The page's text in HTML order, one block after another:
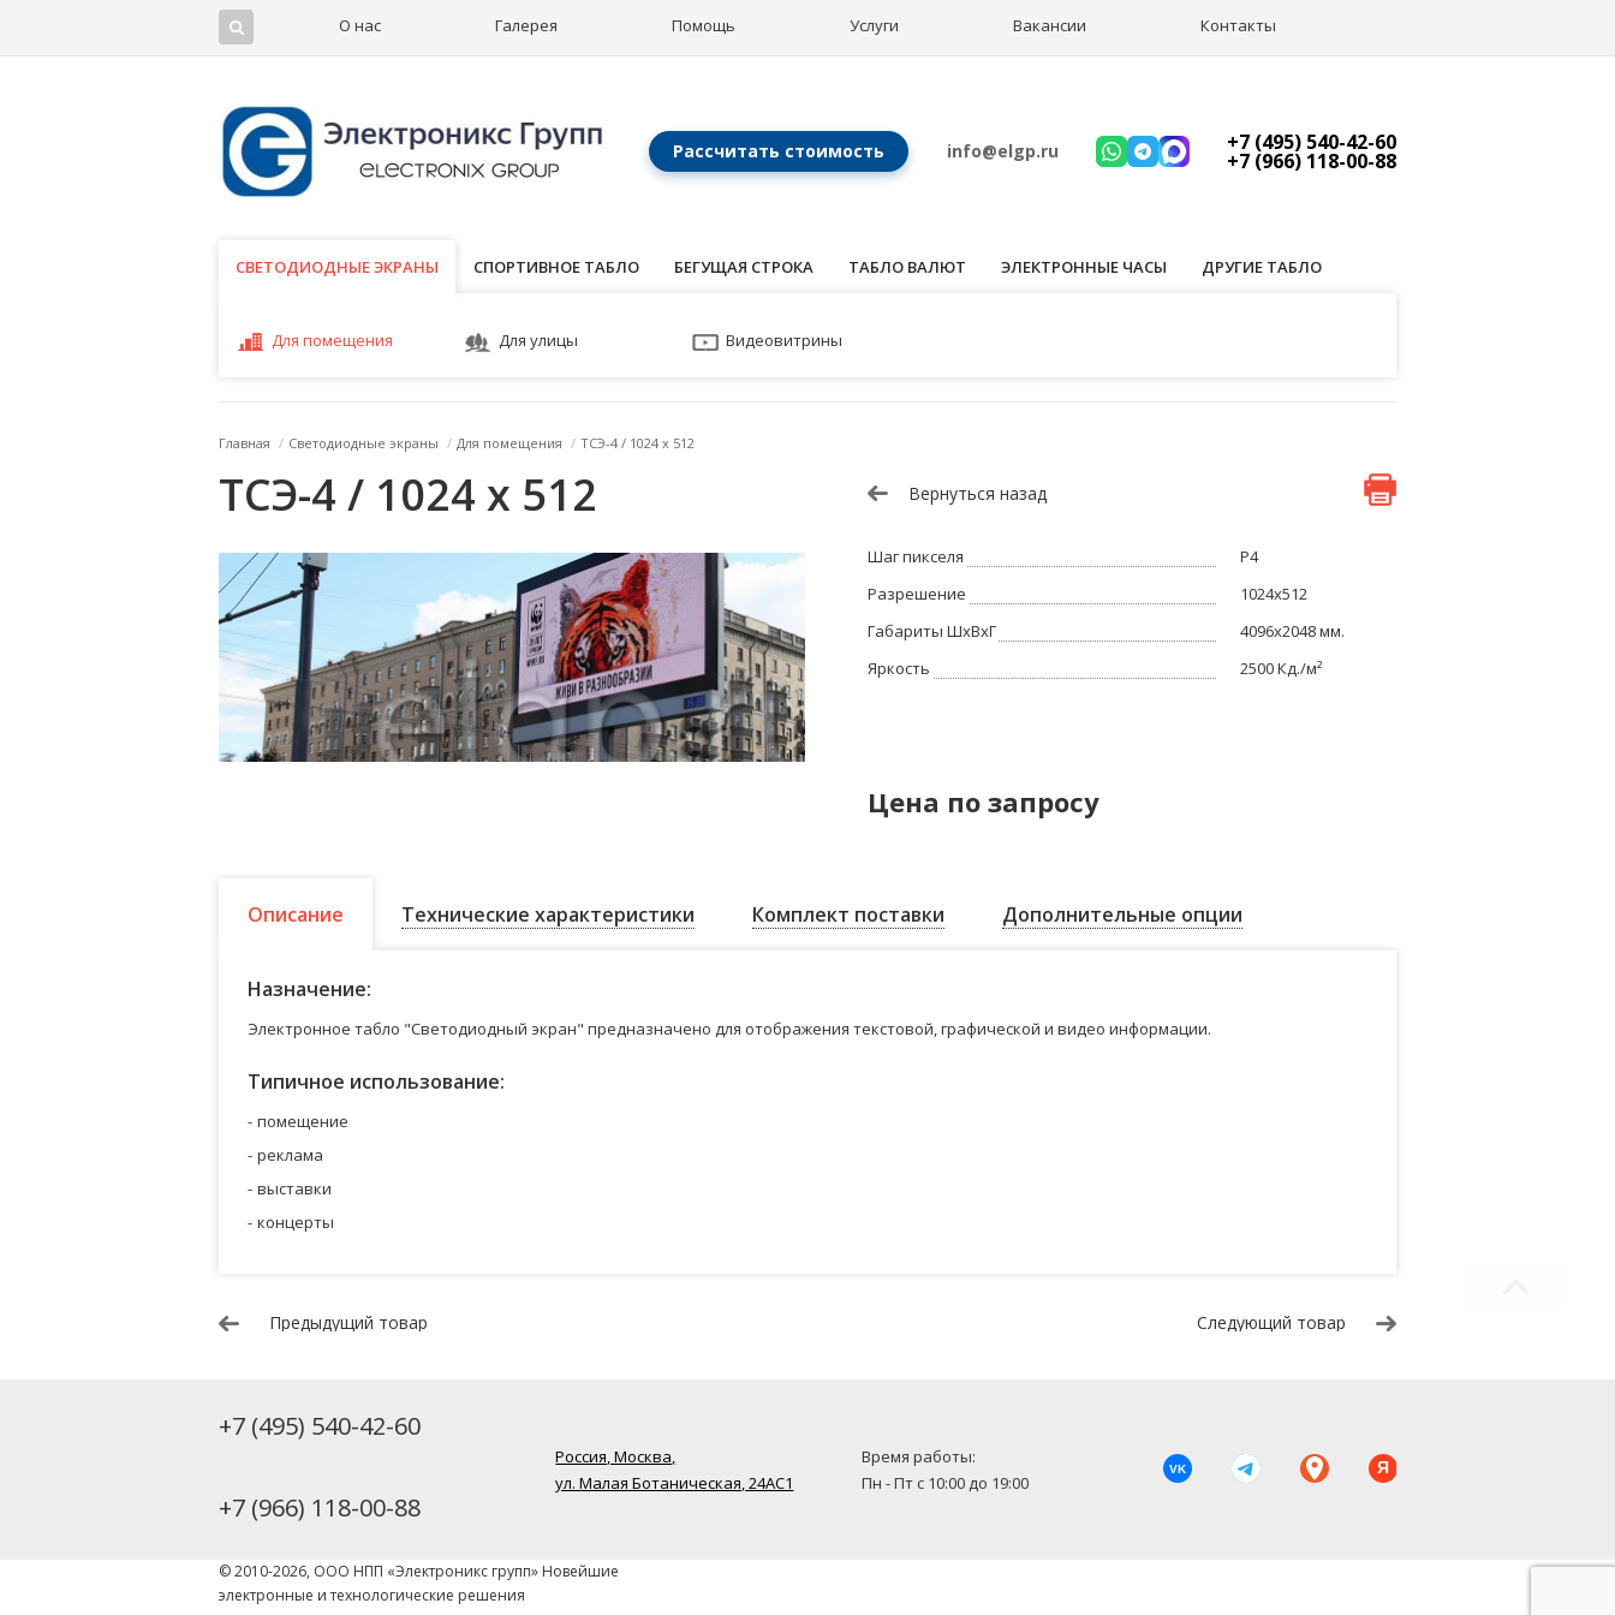
О нас Галерея Помощь Услуги Вакансии Контакты
Рассчитать стоимость info@elgp.ru +7 (495) 540-42-60
+7 (966) 118-00-88
СВЕТОДИОДНЫЕ ЭКРАНЫ
СВЕТОДИОДНЫЕ ЭКРАНЫ СПОРТИВНОЕ ТАБЛО БЕГУЩАЯ СТРОКА ТАБЛО ВАЛЮТ ЭЛЕКТРОННЫЕ ЧАСЫ ДРУГИЕ ТАБЛО
Для помещения Для улицы Видеовитрины
Главная / Светодиодные экраны / Для помещения / ТСЭ-4 / 1024 x 512
ТСЭ-4 / 1024 x 512 Вернуться назад
Шаг пикселя
P4
Разрешение
1024x512
Габариты ШхВхГ
4096x2048 мм.
Яркость
2500 Кд./м²
Цена по запросу
Описание Технические характеристики Комплект поставки Дополнительные опции
Назначение:
Электронное табло "Светодиодный экран" предназначено для отображения текстовой, графической и видео информации.
Типичное использование:
помещение
реклама
выставки
концерты
Предыдущий товар Следующий товар
+7 (495) 540-42-60
+7 (966) 118-00-88
Россия, Москва,
ул. Малая Ботаническая, 24AC1
Время работы:
Пн - Пт с 10:00 до 19:00
VK Я
© 2010-2026, ООО НПП «Электроникс групп» Новейшие
электронные и технологические решения